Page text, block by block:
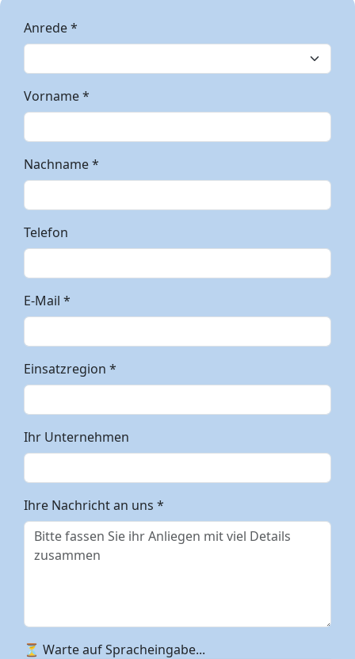
Anrede *
Vorname *
Nachname *
Telefon
E-Mail *
Einsatzregion *
Ihr Unternehmen
Ihre Nachricht an uns *
⏳ Warte auf Spracheingabe...